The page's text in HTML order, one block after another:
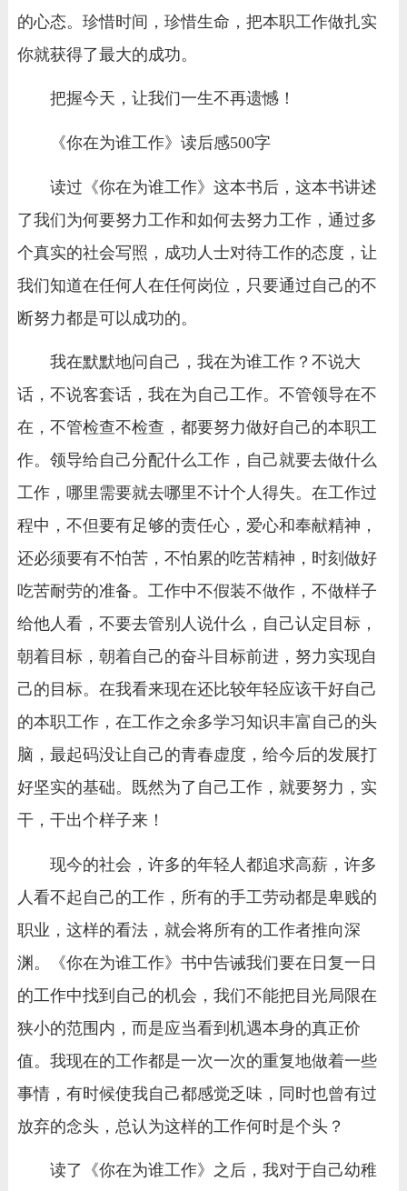
的心态。珍惜时间，珍惜生命，把本职工作做扎实
你就获得了最大的成功。
把握今天，让我们一生不再遗憾！
《你在为谁工作》读后感500字
读过《你在为谁工作》这本书后，这本书讲述
了我们为何要努力工作和如何去努力工作，通过多
个真实的社会写照，成功人士对待工作的态度，让
我们知道在任何人在任何岗位，只要通过自己的不
断努力都是可以成功的。
我在默默地问自己，我在为谁工作？不说大
话，不说客套话，我在为自己工作。不管领导在不
在，不管检查不检查，都要努力做好自己的本职工
作。领导给自己分配什么工作，自己就要去做什么
工作，哪里需要就去哪里不计个人得失。在工作过
程中，不但要有足够的责任心，爱心和奉献精神，
还必须要有不怕苦，不怕累的吃苦精神，时刻做好
吃苦耐劳的准备。工作中不假装不做作，不做样子
给他人看，不要去管别人说什么，自己认定目标，
朝着目标，朝着自己的奋斗目标前进，努力实现自
己的目标。在我看来现在还比较年轻应该干好自己
的本职工作，在工作之余多学习知识丰富自己的头
脑，最起码没让自己的青春虚度，给今后的发展打
好坚实的基础。既然为了自己工作，就要努力，实
干，干出个样子来！
现今的社会，许多的年轻人都追求高薪，许多
人看不起自己的工作，所有的手工劳动都是卑贱的
职业，这样的看法，就会将所有的工作者推向深
渊。《你在为谁工作》书中告诫我们要在日复一日
的工作中找到自己的机会，我们不能把目光局限在
狭小的范围内，而是应当看到机遇本身的真正价
值。我现在的工作都是一次一次的重复地做着一些
事情，有时候使我自己都感觉乏味，同时也曾有过
放弃的念头，总认为这样的工作何时是个头？
读了《你在为谁工作》之后，我对于自己幼稚